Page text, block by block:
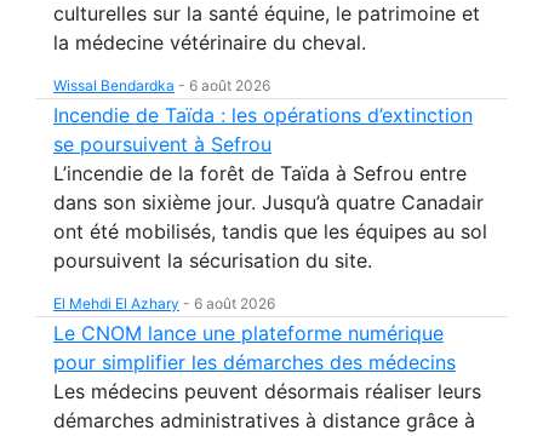
culturelles sur la santé équine, le patrimoine et
la médecine vétérinaire du cheval.
Wissal Bendardka - 6 août 2026
Incendie de Taïda : les opérations d’extinction
se poursuivent à Sefrou
L’incendie de la forêt de Taïda à Sefrou entre
dans son sixième jour. Jusqu’à quatre Canadair
ont été mobilisés, tandis que les équipes au sol
poursuivent la sécurisation du site.
El Mehdi El Azhary - 6 août 2026
Le CNOM lance une plateforme numérique
pour simplifier les démarches des médecins
Les médecins peuvent désormais réaliser leurs
démarches administratives à distance grâce à